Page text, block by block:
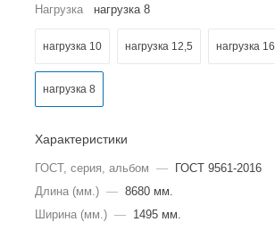
Нагрузка нагрузка 8
нагрузка 10 нагрузка 12,5 нагрузка 16
нагрузка 8
Характеристики
ГОСТ, серия, альбом —
ГОСТ 9561-2016
Длина (мм.) — 8680 мм.
Ширина (мм.) — 1495 мм.